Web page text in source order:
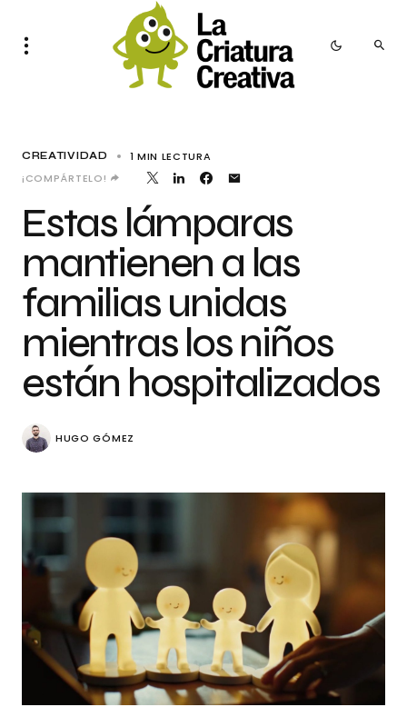
CREATIVIDAD
1 MIN LECTURA
¡COMPÁRTELO!
Estas lámparas
mantienen a las
familias unidas
mientras los niños
están hospitalizados
HUGO GÓMEZ